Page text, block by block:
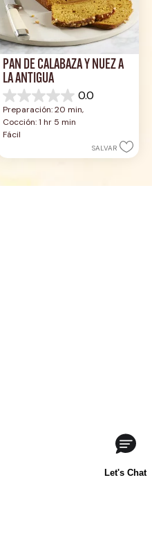
PAN DE CALABAZA Y NUEZ A
LA ANTIGUA
0.0
0.0
de
5
estrellas.
Preparación: 20 min,
Cocción: 1 hr 5 min
Fácil
SALVAR